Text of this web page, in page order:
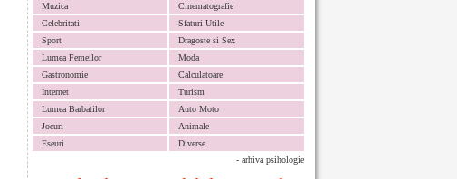
Muzica
Cinematografie
Celebritati
Sfaturi Utile
Sport
Dragoste si Sex
Lumea Femeilor
Moda
Gastronomie
Calculatoare
Internet
Turism
Lumea Barbatilor
Auto Moto
Jocuri
Animale
Eseuri
Diverse
- arhiva psihologie